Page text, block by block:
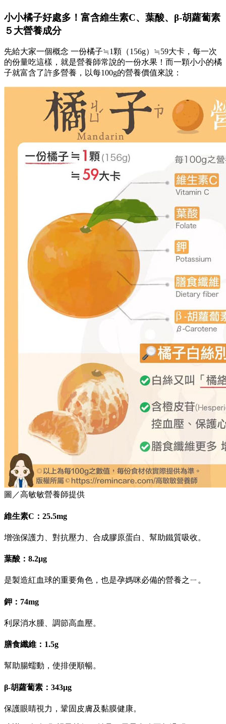
小小橘子好處多！富含維生素C、葉酸、β-胡蘿蔔素
５大營養成分
先給大家一個概念 一份橘子≒1顆（156g）≒59大卡，每一次
的份量吃這樣，就是營養師常說的一份水果！而一顆小小的橘
子就富含了許多營養，以每100g的營養價值來說：
圖／高敏敏營養師提供
維生素C：25.5mg
增強保護力、對抗壓力、合成膠原蛋白、幫助鐵質吸收。
葉酸：8.2μg
是製造紅血球的重要角色，也是孕媽咪必備的營養之ㄧ。
鉀：74mg
利尿消水腫、調節高血壓。
膳食纖維：1.5g
幫助腸蠕動，使排便順暢。
β-胡蘿蔔素：343μg
保護眼睛視力，鞏固皮膚及黏膜健康。